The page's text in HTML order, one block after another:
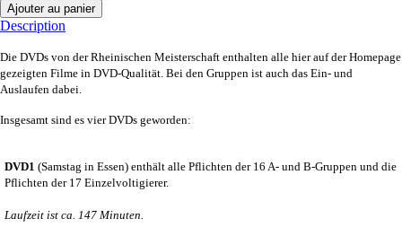
Ajouter au panier
Description
Die DVDs von der Rheinischen Meisterschaft enthalten alle hier auf der Homepage
gezeigten Filme in DVD-Qualität. Bei den Gruppen ist auch das Ein- und
Auslaufen dabei.
Insgesamt sind es vier DVDs geworden:
DVD1 (Samstag in Essen) enthält alle Pflichten der 16 A- und B-Gruppen und die
Pflichten der 17 Einzelvoltigierer.
Laufzeit ist ca. 147 Minuten.